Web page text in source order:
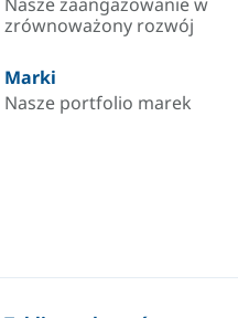
zrównoważony rozwój
Marki
Nasze portfolio marek